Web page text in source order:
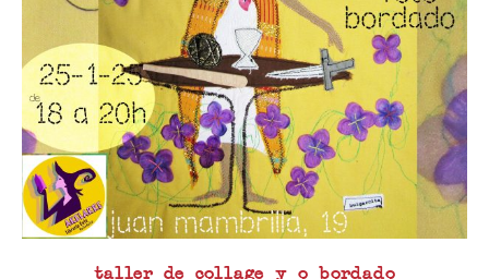
taller de collage y o bordado